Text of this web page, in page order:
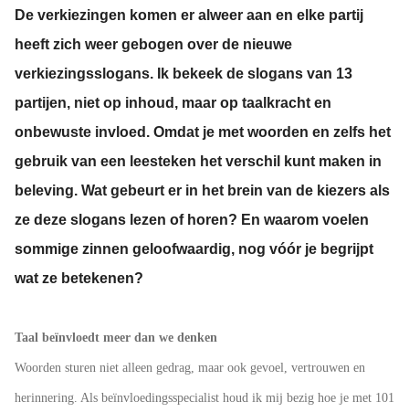
De verkiezingen komen er alweer aan en elke partij
heeft zich weer gebogen over de nieuwe
verkiezingsslogans.
Ik bekeek de slogans van 13
partijen, niet op inhoud, maar op taalkracht en
onbewuste invloed. Omdat je met woorden en zelfs het
gebruik van een leesteken het verschil kunt maken in
beleving. Wat gebeurt er in het brein van de kiezers als
ze deze slogans lezen of horen? En waarom voelen
sommige zinnen geloofwaardig, nog vóór je begrijpt
wat ze betekenen?
Taal beïnvloedt meer dan we denken
Woorden sturen niet alleen gedrag, maar ook gevoel, vertrouwen en
herinnering. Als beïnvloedingsspecialist houd ik mij bezig hoe je met 101
kan de
worden
om
over
van
op
te